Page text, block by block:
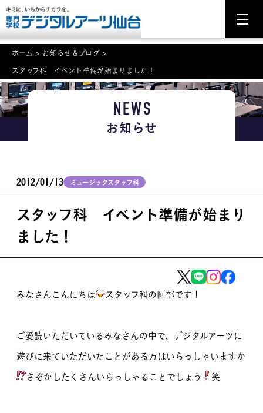
NEWS
学科・専攻案内
学校案内
イベント案内
学びの環境
保護者のみなさま
企業のみなさま
ホーム > お知らせ＆ブログ >
スタッフ科 イベント準備が始まりました！
NEWS
お知らせ
2012/01/13 ミュージックスタッフ科
スタッフ科 イベント準備が始まり
ました！
みなさんこんにちは スタッフ科の阿部です！
ご愛読いただいているみなさんの中で、デジタルアーツに
遊びに来ていただいたことがある方はいらっしゃいますか
さぞかしたくさんいらっしゃることでしょう 笑